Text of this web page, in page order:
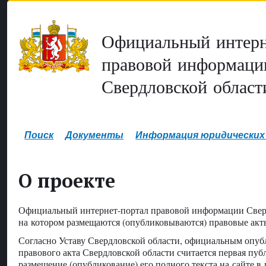
Официальный
правовой
Свердловской
Поиск Документы Информация
О проекте
Официальный интернет-портал правовой информации
на котором размещаются (опубликовываются) правовые
Согласно Уставу Свердловской области, официальным
правового акта Свердловской области считается первая